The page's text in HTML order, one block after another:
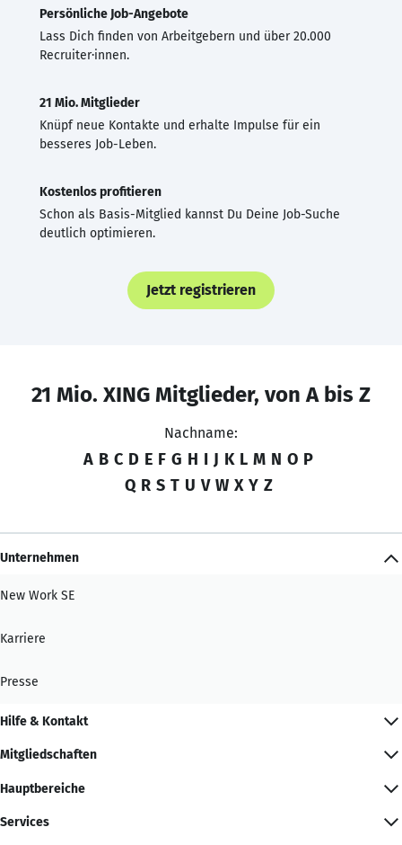
Persönliche Job-Angebote
Lass Dich finden von Arbeitgebern und über 20.000
Recruiter·innen.
21 Mio. Mitglieder
Knüpf neue Kontakte und erhalte Impulse für ein
besseres Job-Leben.
Kostenlos profitieren
Schon als Basis-Mitglied kannst Du Deine Job-Suche
deutlich optimieren.
Jetzt registrieren
21 Mio. XING Mitglieder, von A bis Z
Nachname:
A B C D E F G H I J K L M N O P
Q R S T U V W X Y Z
Unternehmen
New Work SE
Karriere
Presse
Hilfe & Kontakt
Mitgliedschaften
Hauptbereiche
Services